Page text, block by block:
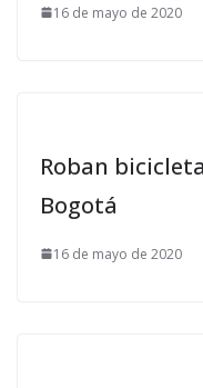
16 de mayo de 2020
Roban
Bogotá
16 de mayo de 2020